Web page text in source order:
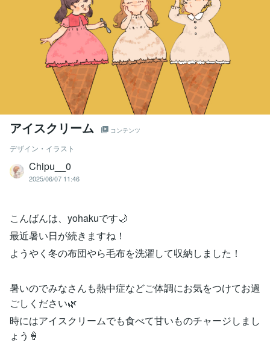
アイスクリーム コンテンツ
デザイン・イラスト
Chipu__0
2025/06/07 11:46
こんばんは、yohakuです🌙
最近暑い日が続きますね！
ようやく冬の布団やら毛布を洗濯して収納しました！
暑いのでみなさんも熱中症などご体調にお気をつけてお過
ごしください🌿
時にはアイスクリームでも食べて甘いものチャージしまし
ょう🍦